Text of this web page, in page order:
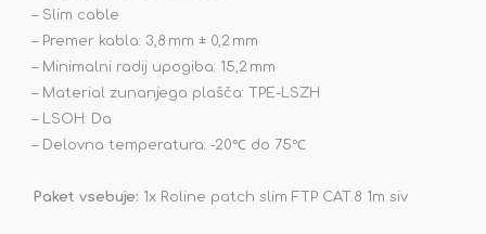
– Slim cable
– Premer kabla: 3,8 mm ± 0,2 mm
– Minimalni radij upogiba: 15,2 mm
– Material zunanjega plašča: TPE-LSZH
– LSOH: Da
– Delovna temperatura: -20℃ do 75℃
Paket vsebuje: 1x Roline patch slim FTP CAT.8 1m siv